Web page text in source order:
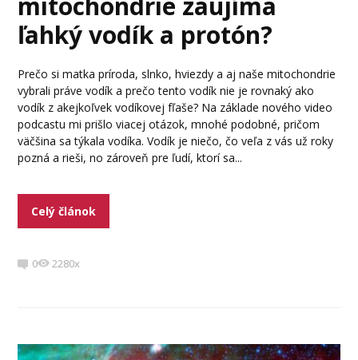
ľahký vodík a protón?
Prečo si matka príroda, slnko, hviezdy a aj naše mitochondrie
vybrali práve vodík a prečo tento vodík nie je rovnaký ako
vodík z akejkoľvek vodíkovej fľaše? Na základe nového video
podcastu mi prišlo viacej otázok, mnohé podobné, pričom
väčšina sa týkala vodíka. Vodík je niečo, čo veľa z vás už roky
pozná a rieši, no zároveň pre ľudí, ktorí sa...
Celý článok
0 2280x